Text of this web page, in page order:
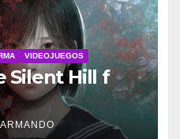
VIDEOJUEGOS
Silent Hill f